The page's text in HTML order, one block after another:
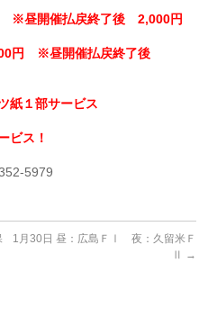
※昼開催払戻終了後 2,000円
円 ※昼開催払戻終了後
１部サービス
ビス！
5979
1月30日 昼：広島ＦⅠ 夜：久留米Ｆ
Ⅱ
→